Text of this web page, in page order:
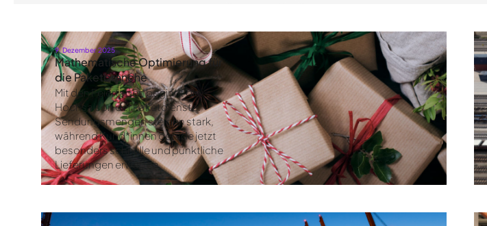
9. Dezember 2025
Mathematische Optimierung für
die Paketbranche
Mit den Feiertagen beginnt die
Hochsaison der Paketdienste.
Sendungsmengen steigen stark,
während Kund*innen gerade jetzt
besonders schnelle und pünktliche
Lieferungen erwarten.